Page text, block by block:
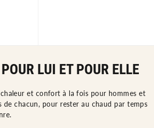
LUI ET POUR ELLE
et confort à la fois pour hommes et
chacun, pour rester au chaud par temps